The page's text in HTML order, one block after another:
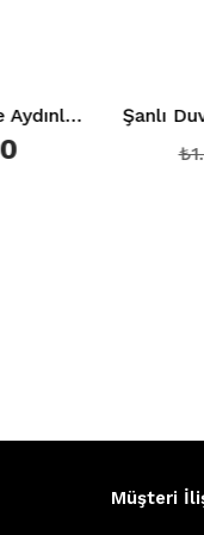
Şanlı Duvar Üstü Aplik Bahçe Aydınlatma Armatürü Şa 858
Müşteri